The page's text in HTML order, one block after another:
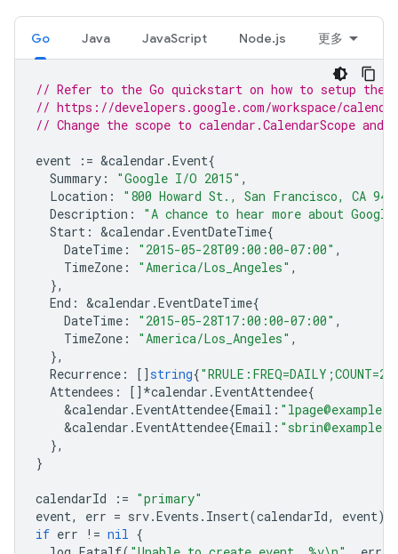
Go Java JavaScript Node.js 更多
// Refer to the Go quickstart on how to setup the
// https://developers.google.com/workspace/
// Change the scope to calendar.CalendarScope
event := &calendar .Event{
Summary : "Google I/O 2015" ,
Location :
"800 Howard St., San Francisco, CA
Description :
"A chance to hear more about
Start : &calendar .EventDateTime{
DateTime : "2015-05-28T09:00:00-07:00" ,
TimeZone : "America/Los_Angeles" ,
},
End : &calendar .EventDateTime{
DateTime : "2015-05-28T17:00:00-07:00" ,
TimeZone : "America/Los_Angeles" ,
},
Recurrence : []string{"RRULE:FREQ=DAILY;COUNT=2"
Attendees : [] *calendar .EventAttendee{
&calendar .EventAttendee{Email :
&calendar .EventAttendee{Email :
},
}
calendarId := "primary"
event, err = srv.Events . Insert(calendarId, event).
if err != nil {